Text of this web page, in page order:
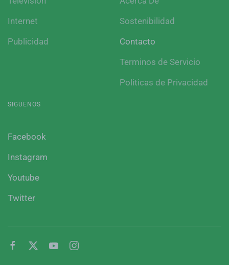
Internet
Publicidad
Sostenibilidad
Contacto
Terminos de Servicio
Politicas de Privacidad
SIGUENOS
Facebook
Instagram
Youtube
Twitter